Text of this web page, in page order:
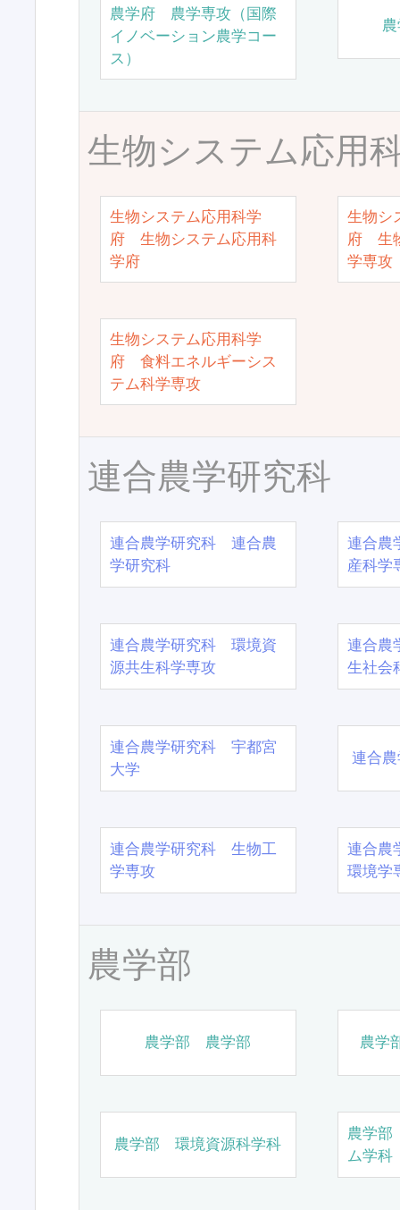
農学府 農学専攻（国際
イノベーション農学コー
ス）
生物システム応用
生物システム応用科学
府 生物システム応用科
学府
生物シ
府 生
学専攻
生物システム応用科学
府 食料エネルギーシス
テム科学専攻
連合農学研究科
連合農学研究科 連合農
学研究科
連合農
産科学
連合農学研究科 環境資
源共生科学専攻
連合農
生社会
連合農学研究科 宇都宮
大学
連合
連合農学研究科 生物工
学専攻
連合農
環境学
農学部
農学部 農学部 農学
農学部 環境資源科学科
農学
ム学科